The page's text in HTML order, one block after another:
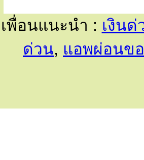
เพื่อนแนะนำ : เงิน
ด่วน, แอพผ่อนข